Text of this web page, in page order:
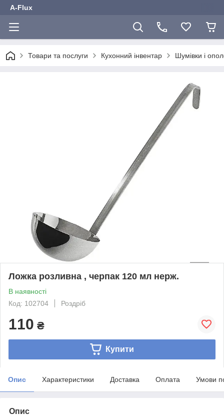
A-Flux
Товари та послуги Кухонний інвентар Шумівки і
Ложка розливна , черпак 120 мл нерж.
В наявності
Код: 102704
Роздріб
110 ₴
Купити
Опис Характеристики Доставка Оплата Умови
Опис